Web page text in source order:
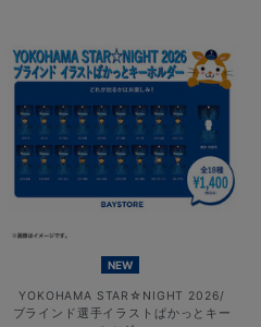
NEW
YOKOHAMA STAR☆NIGHT 2026/
ブラインド選手イラストぱかっとキー